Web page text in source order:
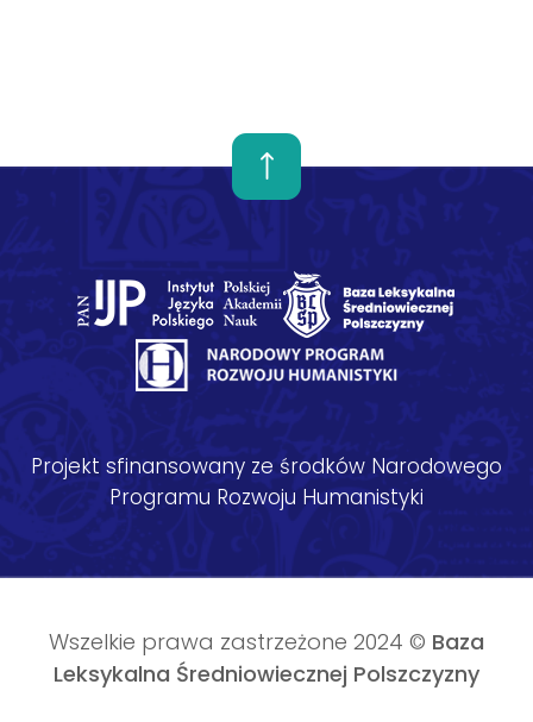
Projekt sfinansowany ze środków Narodowego
Programu Rozwoju Humanistyki
Wszelkie prawa zastrzeżone 2024 © Baza
Leksykalna Średniowiecznej Polszczyzny